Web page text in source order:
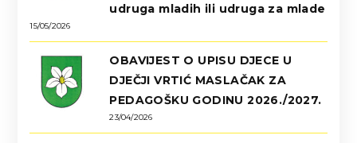
udruga mladih ili udruga za mlade
15/05/2026
OBAVIJEST O UPISU DJECE U
DJEČJI VRTIĆ MASLAČAK ZA
PEDAGOŠKU GODINU 2026./2027.
23/04/2026